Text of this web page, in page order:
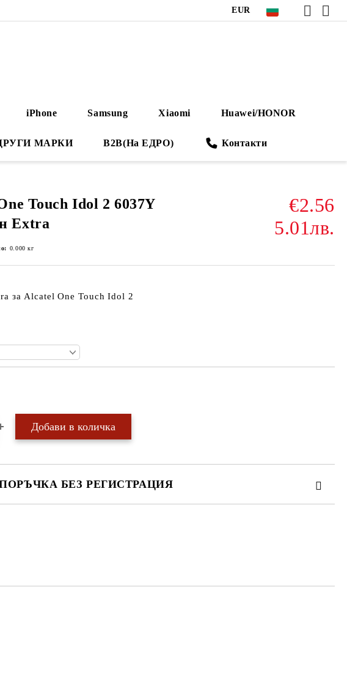
EUR
iPhone Samsung Xiaomi Huawei/HONOR
МАРКИ B2B(На ЕДРО) Контакти
Touch Idol 2 6037Y
Extra
€2.56
5.01лв.
0.000 кг
за Alcatel One Touch Idol 2
БЕЗ РЕГИСТРАЦИЯ